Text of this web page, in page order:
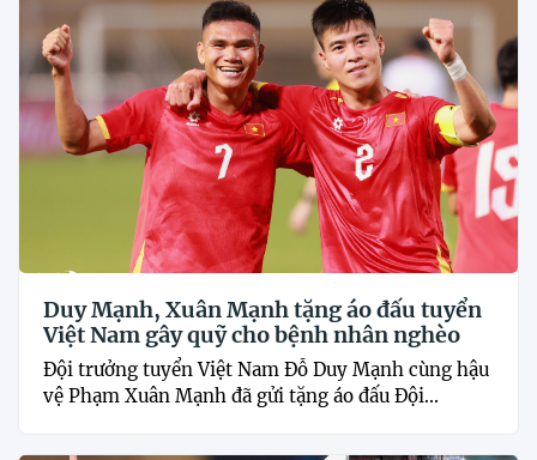
Duy Mạnh, Xuân Mạnh tặng áo đấu tuyển
Việt Nam gây quỹ cho bệnh nhân nghèo
Đội trưởng tuyển Việt Nam Đỗ Duy Mạnh cùng hậu
vệ Phạm Xuân Mạnh đã gửi tặng áo đấu Đội...